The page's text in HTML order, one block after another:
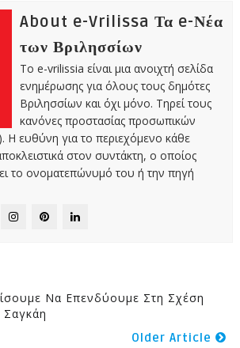
About e-Vrilissa Τα e-Νέα
των Βριλησσίων
Το e-vrilissia είναι μια ανοιχτή σελίδα
ενημέρωσης για όλους τους δημότες
Βριλησσίων και όχι μόνο. Τηρεί τους
κανόνες προστασίας προσωπικών
Η ευθύνη για το περιεχόμενο κάθε
στον συντάκτη, ο οποίος
το ονοματεπώνυμό του ή την πηγή
Να Επενδύουμε Στη Σχέση
Older Article